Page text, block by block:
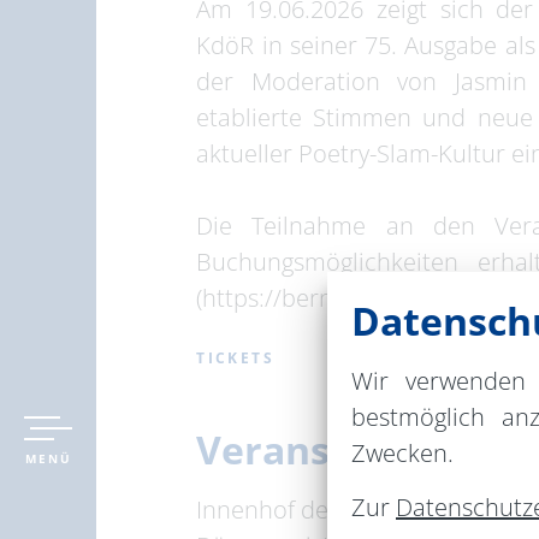
MENÜ
Am 19.06.2026 zeigt sich
KdöR in seiner 75. Ausgabe
der Moderation von
etablierte Stimmen und
aktueller Poetry-Slam-Kultur
Die Teilnahme an den
Buchungsmöglichkeiten
(https://bernau.ticketfritz.de/
TICKETS
Veranstaltungsort
Innenhof der Tourist-
Wir
bestmöglich
Zwecken.
Zur